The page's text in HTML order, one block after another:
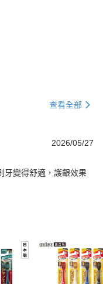
查看全部
2026/05/27
牙變得舒適，護齦效果